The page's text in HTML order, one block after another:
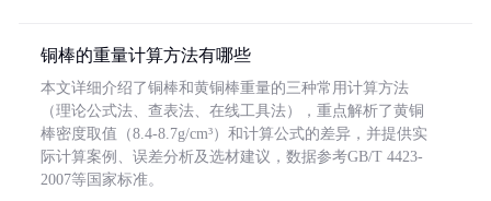
铜棒的重量计算方法有哪些
本文详细介绍了铜棒和黄铜棒重量的三种常用计算方法
（理论公式法、查表法、在线工具法），重点解析了黄铜
棒密度取值（8.4-8.7g/cm³）和计算公式的差异，并提供实
际计算案例、误差分析及选材建议，数据参考GB/T 4423-
2007等国家标准。